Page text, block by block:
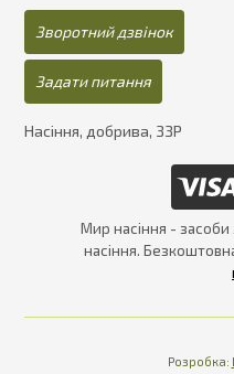
Зворотний дзвінок
Задати питання
Насіння, добрива, ЗЗР
Мир насіння -
насіння.
Розробка: